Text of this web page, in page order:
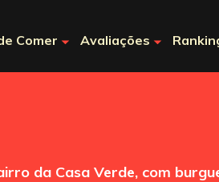
Comer Avaliações
da Casa Verde, com